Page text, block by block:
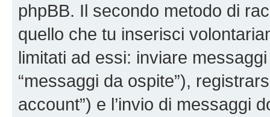
phpBB. Il secondo metodo di
quello che tu inserisci
limitati ad essi: inviare
“messaggi da ospite”),
account”) e l’invio di messaggi